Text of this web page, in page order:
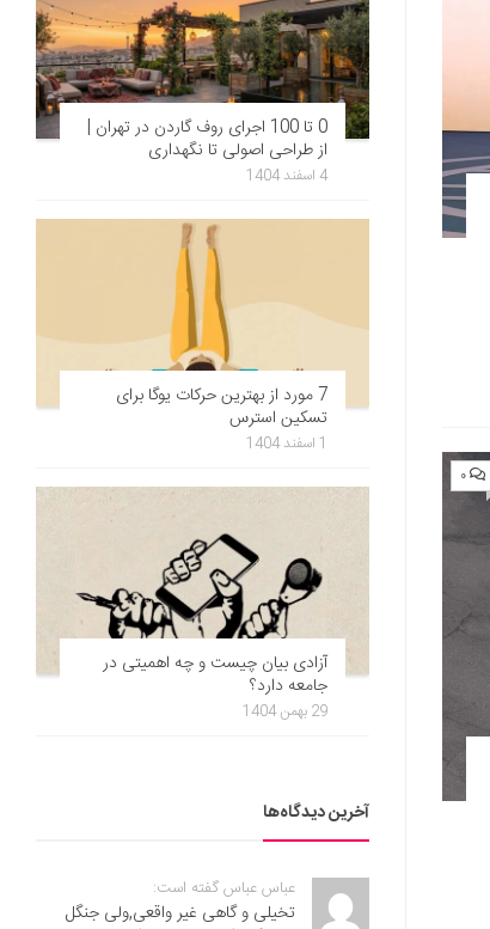
۰
0 تا 100 اجرای روف گاردن در تهران |
از طراحی اصولی تا نگهداری
4 اسفند 1404
7 مورد از بهترین حرکات یوگا برای
تسکین استرس
1 اسفند 1404
آزادی بیان چیست و چه اهمیتی در
جامعه دارد؟
29 بهمن 1404
آخرین دیدگاه‌ها
عباس عباس گفته است:
تخیلی و گاهی غیر واقعی,ولی جنگل